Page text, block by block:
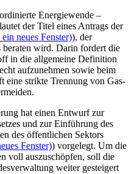
Energiewende –
der Titel eines Antrags der
neues Fenster)), der
beraten wird. Darin fordert die
in die allgemeine Definition
aufzunehmen sowie beim
eine strikte Trennung von Gas-
hat einen Entwurf zur
und zur Einführung des
des öffentlichen Sektors
Fenster)) vorgelegt. Um die
voll auszuschöpfen, soll die
weiter gesteigert